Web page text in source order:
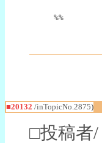
%%
■20132 /inTopicNo.2875)
□投稿者/